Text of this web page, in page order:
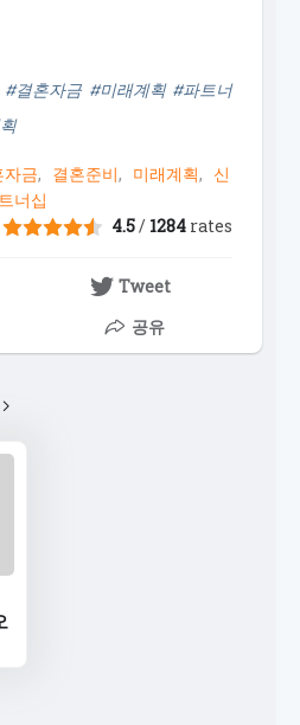
결혼자금 #미래계획 #파트너
자금 결혼준비 미래계획
신
너십
4.5/ 1284 rates
Tweet
공유